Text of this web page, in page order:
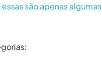
são apenas algumas